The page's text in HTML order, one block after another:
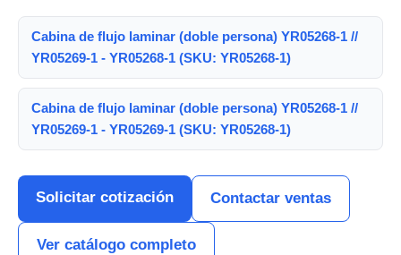
Cabina de flujo laminar (doble persona) YR05268-1 //
YR05269-1 - YR05268-1 (SKU: YR05268-1)
Cabina de flujo laminar (doble persona) YR05268-1 //
YR05269-1 - YR05269-1 (SKU: YR05268-1)
Solicitar cotización Contactar ventas
Ver catálogo completo